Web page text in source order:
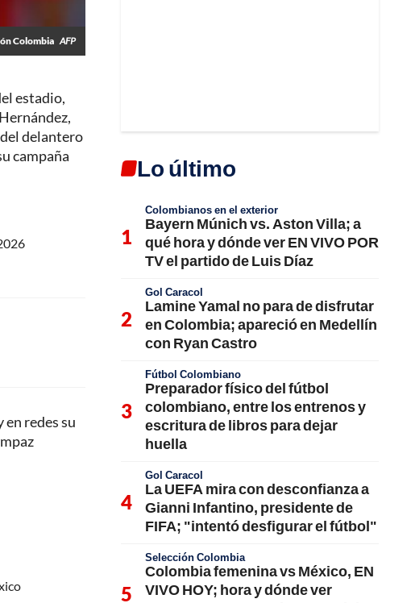
Colombia AFP
estadio,
delantero
campaña
redes su
Lo último
Colombianos en el exterior
Bayern Múnich vs. Aston Villa; a
qué hora y dónde ver EN VIVO POR
TV el partido de Luis Díaz
Gol Caracol
Lamine Yamal no para de disfrutar
en Colombia; apareció en Medellín
con Ryan Castro
Fútbol Colombiano
Preparador físico del fútbol
colombiano, entre los entrenos y
escritura de libros para dejar
huella
Gol Caracol
La UEFA mira con desconfianza a
Gianni Infantino, presidente de
FIFA; "intentó desfigurar el fútbol"
Selección Colombia
Colombia femenina vs México, EN
VIVO HOY; hora y dónde ver